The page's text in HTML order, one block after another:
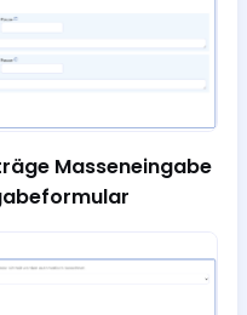
Masseneingabe